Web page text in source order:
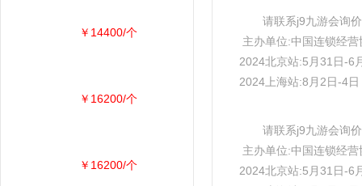
请联系j9九游会询价
主办单位:中国连锁经营
2024北京站:5月31日-6
2024上海站:8月2日-4
请联系j9九游会询价
主办单位:中国连锁经营
2024北京站:5月31日-6
￥14400/个
￥16200/个
￥16200/个